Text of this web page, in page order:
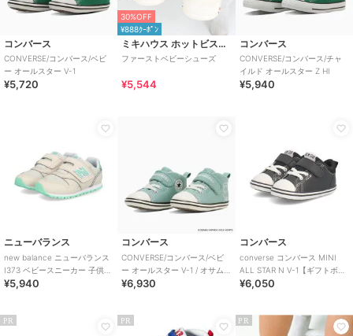
コンバース
CONVERSE/コンバース/ベビ
ー オールスター V-1
¥5,720
30%OFF
¥888ｸｰﾎﾟﾝ
ミキハウス ホットビスケッツ
ファーストベビーシューズ
¥5,544
コンバース
CONVERSE/コンバース/チャ
イルド オールスター Z HI
¥5,940
ニューバランス
new balance ニューバランス
I373 ベビースニーカー 子供靴
ワンベルト
¥5,940
コンバース
CONVERSE/コンバース/ベビ
ー オールスター V-1 / オサム
グッズ
¥6,930
コンバース
converse コンバース MINI
ALL STAR N V-1【ギフトボッ
クス仕様】
¥6,050
PR PR PR